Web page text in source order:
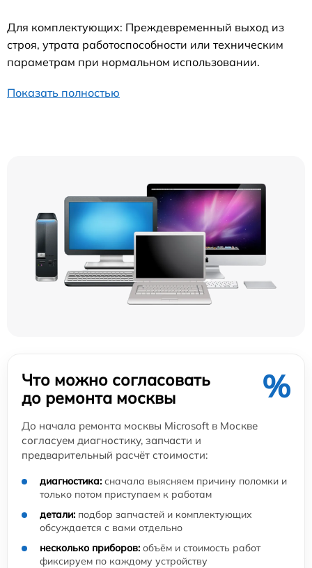
Для комплектующих: Преждевременный выход из
строя, утрата работоспособности или техническим
параметрам при нормальном использовании.
Показать полностью
Что можно согласовать
до ремонта москвы
%
До начала ремонта москвы Microsoft в Москве
согласуем диагностику, запчасти и
предварительный расчёт стоимости:
диагностика: сначала выясняем причину поломки и
только потом приступаем к работам
детали: подбор запчастей и комплектующих
обсуждается с вами отдельно
несколько приборов: объём и стоимость работ
фиксируем по каждому устройству